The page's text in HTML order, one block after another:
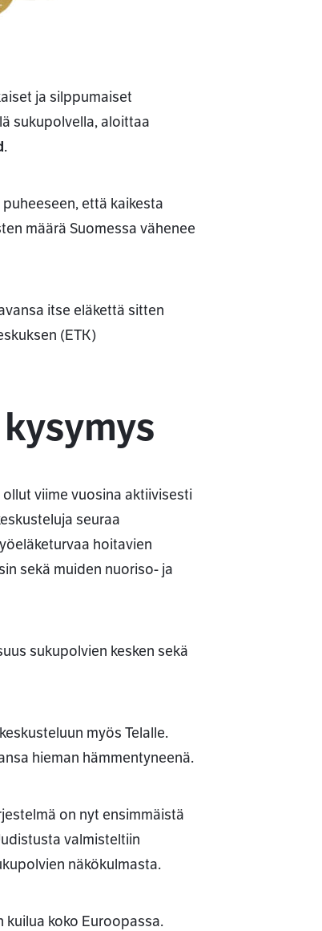
ja silppumaiset
sukupolvella, aloittaa
.
että kaikesta
määrä Suomessa vähenee
itse eläkettä sitten
(ETK)
viime vuosina aktiivisesti
seuraa
hoitavien
sekä muiden nuoriso- ja
sukupolvien kesken sekä
myös Telalle.
hieman hämmentyneenä.
on nyt ensimmäistä
valmisteltiin
näkökulmasta.
kuilua koko Euroopassa.